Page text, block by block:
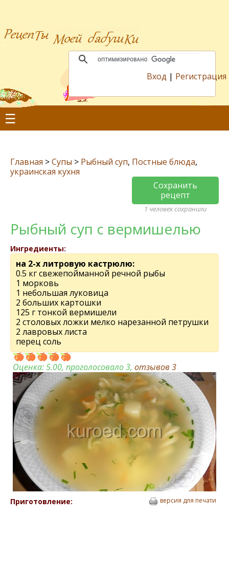
Вход | Регистрация
☰
Главная >Супы > Рыбный суп, Постные блюда,
украинская кухня
Сохранить
рецепт
1 человек сохранили
Рыбный суп с вермишелью
Ингредиенты:
на 2-х литровую кастрюлю:
0.5 кг свежепойманной речной рыбы
1 морковь
1 небольшая луковица
2 больших картошки
125 г тонкой вермишели
2 столовых ложки мелко нарезанной петрушки
2 лавровых листа
перец соль
Оценка:5.00, проголосовало 3, отзывов 3
Приготовление: версия для печати